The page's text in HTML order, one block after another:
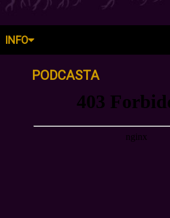
INFO
PODCASTA